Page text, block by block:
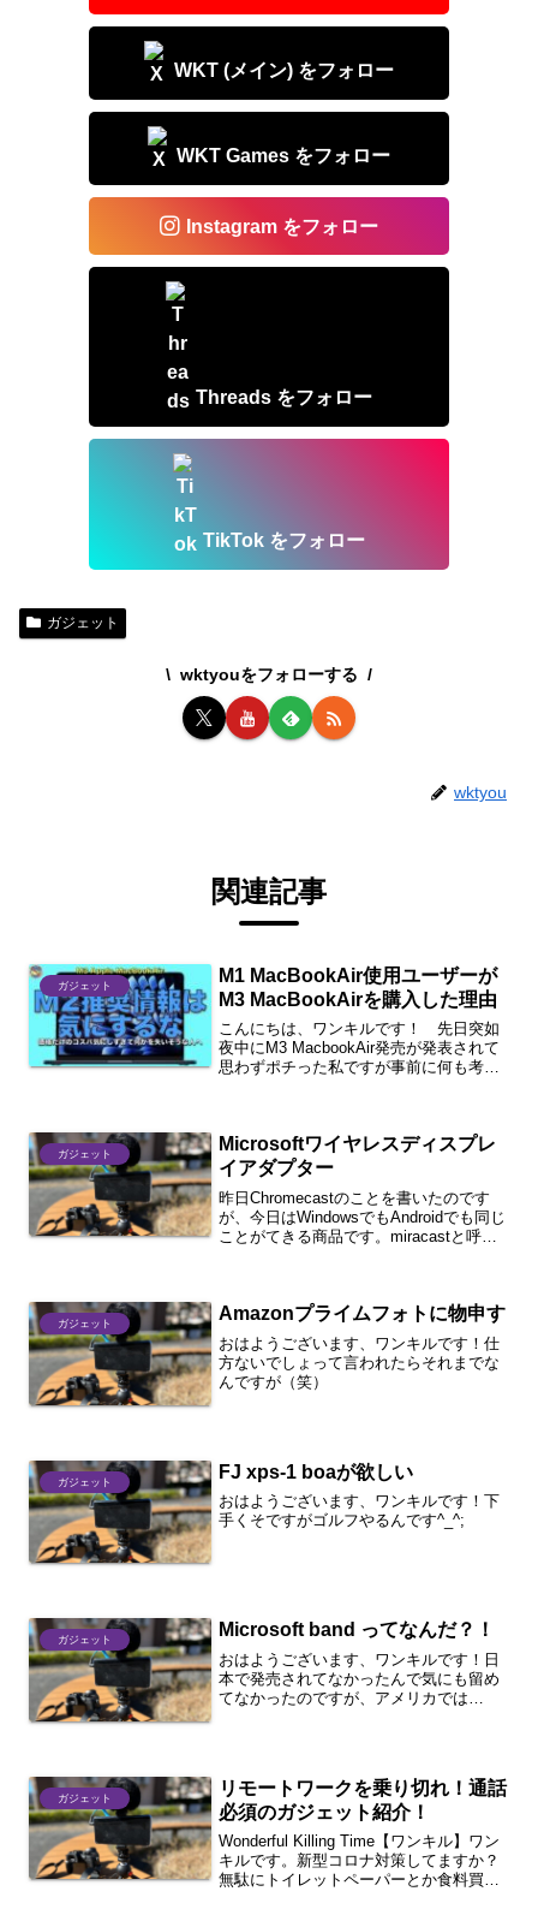
k
WKT (メイン) をフォロー
WKT Games をフォロー
Instagram をフォロー
Threads をフォロー
TikTok をフォロー
ガジェット
wktyouをフォローする
wktyou
関連記事
ガジェット
M1 MacBookAir使用ユーザーが
M3 MacBookAirを購入した理由
こんにちは、ワンキルです！ 先日突如
夜中にM3 MacbookAir発売が発表されて
思わずポチった私ですが事前に何も考え
分まとめ・...
ガジェット
Microsoftワイヤレスディスプレ
イアダプター
昨日Chromecastのことを書いたのです
が、今日はWindowsでもAndroidでも同じ
ことがてきる商品です。miracastと呼ば
ガジェット Amazonプライムフォトに物申す
おはようございます、ワンキルです！仕
方ないでしょって言われたらそれまでな
んですが（笑）
ガジェット FJ xps-1 boaが欲しい
おはようございます、ワンキルです！下
手くそですがゴルフやるんです^_^;
ガジェット Microsoft band ってなんだ？！
おはようございます、ワンキルです！日
本で発売されてなかったんで気にも留め
てなかったのですが、アメリカでは
ガジェット
リモートワークを乗り切れ！通話
必須のガジェット紹介！
Wonderful Killing Time【ワンキル】ワン
キルです。新型コロナ対策してますか？
無駄にトイレットペーパーとか食料買い